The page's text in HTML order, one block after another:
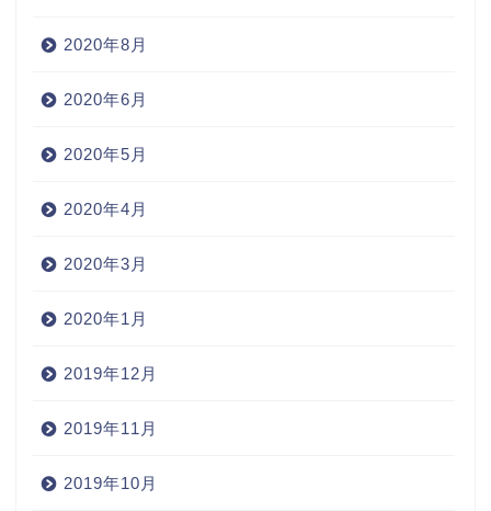
2020年8月
2020年6月
2020年5月
2020年4月
2020年3月
2020年1月
2019年12月
2019年11月
2019年10月